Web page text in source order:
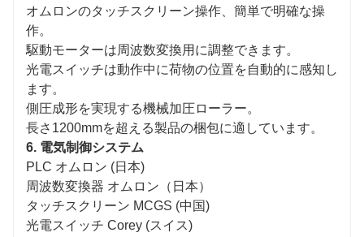
オムロンのタッチスクリーン操作、簡単で明確な操
作。
駆動モーターは周波数変換用に調整できます。
光電スイッチは動作中に荷物の位置を自動的に感知し
ます。
側圧成形を実現する機械加圧ローラー。
長さ1200mmを超える製品の梱包に適しています。
6. 電気制御システム
PLC オムロン (日本)
周波数変換器 オムロン（日本）
タッチスクリーン MCGS (中国)
光電スイッチ Corey (スイス)